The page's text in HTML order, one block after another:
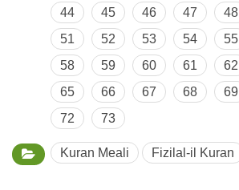
44
45 46 47 48
51
52 53 54 55
58
59 60 61 62
65
66 67 68 69
72
73
Kuran Meali Fizilal-il Kuran